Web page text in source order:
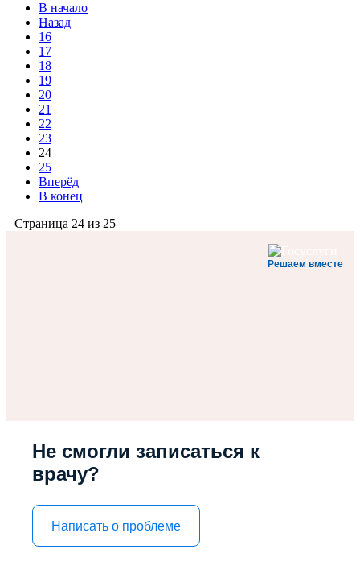
В начало
Назад
16
17
18
19
20
21
22
23
24
25
Вперёд
В конец
Страница 24 из 25
Решаем вместе
Не смогли записаться к
врачу?
Написать о проблеме